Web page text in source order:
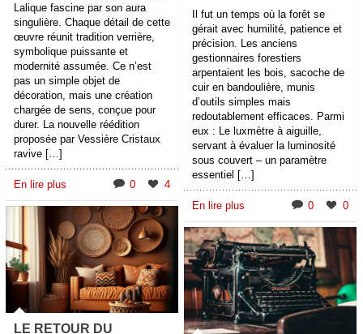
Lalique fascine par son aura
singulière. Chaque détail de cette
œuvre réunit tradition verrière,
symbolique puissante et
modernité assumée. Ce n’est
pas un simple objet de
décoration, mais une création
chargée de sens, conçue pour
durer. La nouvelle réédition
proposée par Vessière Cristaux
ravive […]
En lire plus 0 4
Il fut un temps où la forêt se
gérait avec humilité, patience et
précision. Les anciens
gestionnaires forestiers
arpentaient les bois, sacoche de
cuir en bandoulière, munis
d’outils simples mais
redoutablement efficaces. Parmi
eux : Le luxmètre à aiguille,
servant à évaluer la luminosité
sous couvert – un paramètre
essentiel […]
En lire plus 0 0
LE RETOUR DU